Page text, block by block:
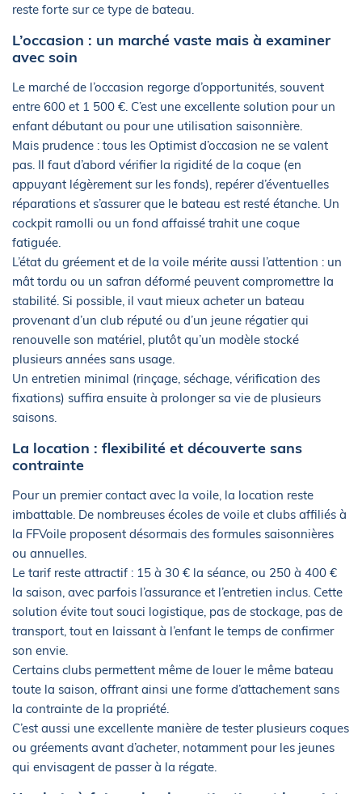
reste forte sur ce type de bateau.
L’occasion : un marché vaste mais à examiner
avec soin
Le marché de l’occasion regorge d’opportunités, souvent
entre 600 et 1 500 €. C’est une excellente solution pour un
enfant débutant ou pour une utilisation saisonnière.
Mais prudence : tous les Optimist d’occasion ne se valent
pas. Il faut d’abord vérifier la rigidité de la coque (en
appuyant légèrement sur les fonds), repérer d’éventuelles
réparations et s’assurer que le bateau est resté étanche. Un
cockpit ramolli ou un fond affaissé trahit une coque
fatiguée.
L’état du gréement et de la voile mérite aussi l’attention : un
mât tordu ou un safran déformé peuvent compromettre la
stabilité. Si possible, il vaut mieux acheter un bateau
provenant d’un club réputé ou d’un jeune régatier qui
renouvelle son matériel, plutôt qu’un modèle stocké
plusieurs années sans usage.
Un entretien minimal (rinçage, séchage, vérification des
fixations) suffira ensuite à prolonger sa vie de plusieurs
saisons.
La location : flexibilité et découverte sans
contrainte
Pour un premier contact avec la voile, la location reste
imbattable. De nombreuses écoles de voile et clubs affiliés à
la FFVoile proposent désormais des formules saisonnières
ou annuelles.
Le tarif reste attractif : 15 à 30 € la séance, ou 250 à 400 €
la saison, avec parfois l’assurance et l’entretien inclus. Cette
solution évite tout souci logistique, pas de stockage, pas de
transport, tout en laissant à l’enfant le temps de confirmer
son envie.
Certains clubs permettent même de louer le même bateau
toute la saison, offrant ainsi une forme d’attachement sans
la contrainte de la propriété.
C’est aussi une excellente manière de tester plusieurs coques
ou gréements avant d’acheter, notamment pour les jeunes
qui envisagent de passer à la régate.